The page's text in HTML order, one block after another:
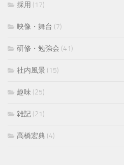
採用 (17)
映像・舞台 (7)
研修・勉強会 (41)
社内風景 (15)
趣味 (25)
雑記 (21)
高橋宏典 (4)